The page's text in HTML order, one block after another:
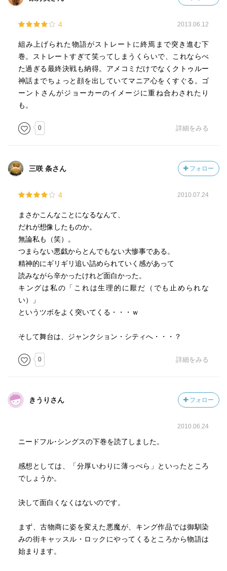
4 2013.06.12
組み上げられた物語がストレートに終焉まで突き進む下
巻。ストレートすぎて笑ってしまうくらいで、これならべ
た過ぎる最終決戦も納得。アメコミだけでなくクトゥルー
神話までちょっと顔を出していてマニア心をくすぐる。ゴ
ーントさんがジョーカーのイメージに重ね合わされたり
も。
0 詳細をみる
三咲 条さん フォロー
4 2010.07.24
まさかこんなことになるなんて、
だれが想像したものか。
無論私も（笑）。
つまらない悪戯からとんでもない大惨事である。
精神的にギリギリ追い詰められていく感があって
読みながら辛かったけれど面白かった。
キングは私の「これは生理的に厭だ（でも止められな
い）」
というツボをよく突いてくる・・・ｗ
そして舞台は、ジャンクション・シティへ・・・？
0 詳細をみる
きうりさん フォロー
2010.06.24
ニードフル･シングスの下巻を読了しました。
感想としては、「分厚いわりに薄っぺら」といったところ
でしょうか。
決して面白くなくはないのです。
まず、古物商に姿を変えた悪魔が、キング作品では御馴染
みの街キャッスル・ロックにやってくるところから物語は
始まります。